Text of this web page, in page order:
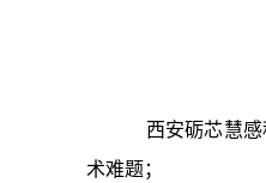
西安砺芯慧
术难题；